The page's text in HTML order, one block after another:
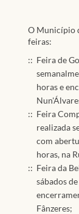
O Município
feiras:
Feira de
horas e
Feira
realizada
com
horas, na
Feira da
sábados
Fânzeres;